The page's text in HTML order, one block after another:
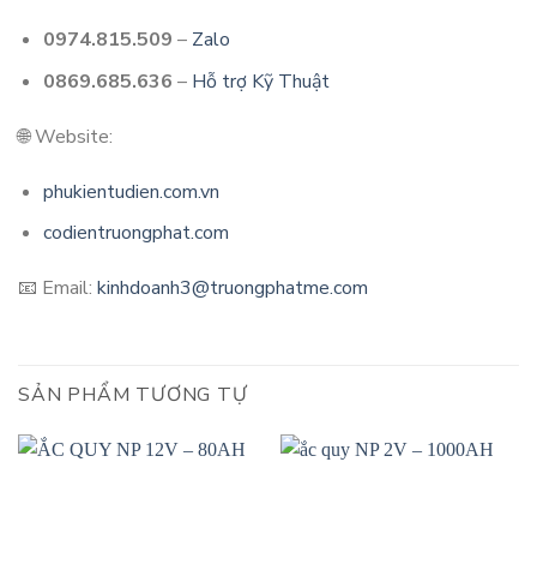
0974.815.509 – Zalo
0869.685.636 – Hỗ trợ Kỹ Thuật
🌐 Website:
phukientudien.com.vn
codientruongphat.com
📧 Email: kinhdoanh3@truongphatme.com
SẢN PHẨM TƯƠNG TỰ